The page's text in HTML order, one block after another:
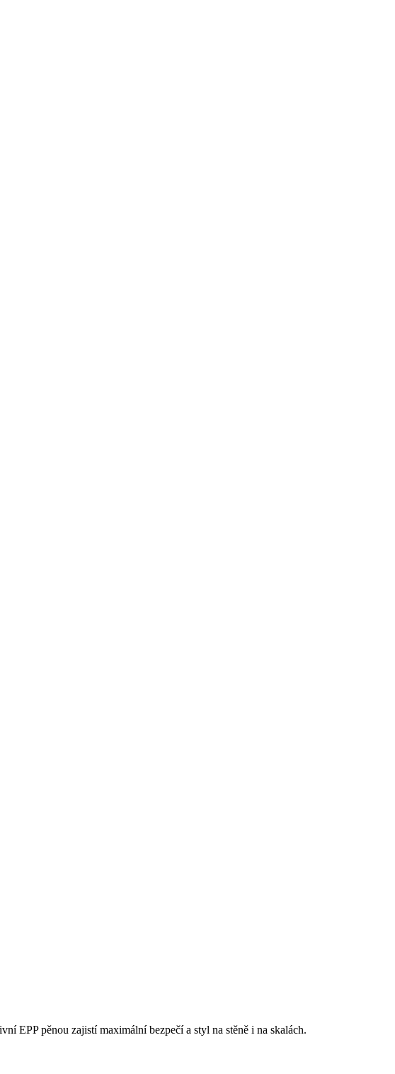
EPP pěnou zajistí maximální bezpečí a styl na stěně i na skalách.